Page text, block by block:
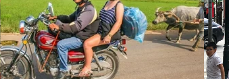
vous
luxe,
?
l'un